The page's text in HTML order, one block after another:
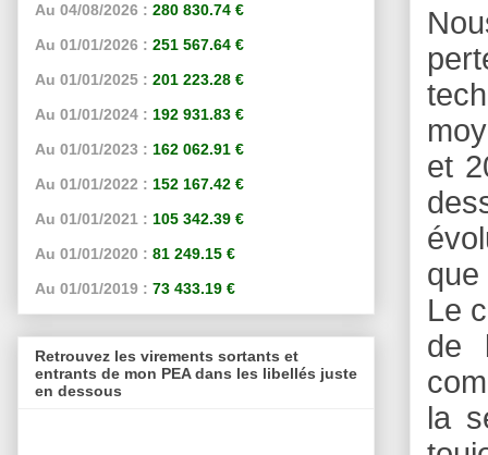
et
Le
de
la
Au 04/08/2026 : 280 830.74 €
Au 01/01/2026 : 251 567.64 €
Au 01/01/2025 : 201 223.28 €
Au 01/01/2024 : 192 931.83 €
Au 01/01/2023 : 162 062.91 €
Au 01/01/2022 : 152 167.42 €
Au 01/01/2021 : 105 342.39 €
Au 01/01/2020 : 81 249.15 €
Au 01/01/2019 : 73 433.19 €
Retrouvez les virements sortants et
entrants de mon PEA dans les libellés juste
en dessous